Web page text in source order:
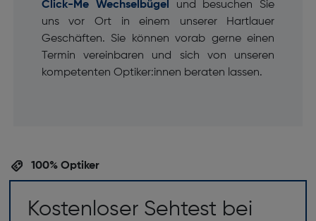
Click-Me Wechselbügel
und besuchen Sie
uns vor Ort in einem unserer Hartlauer
Geschäften. Sie können vorab gerne einen
Termin vereinbaren und sich von unseren
kompetenten Optiker:innen beraten lassen.
100% Optiker
Kostenloser Sehtest bei